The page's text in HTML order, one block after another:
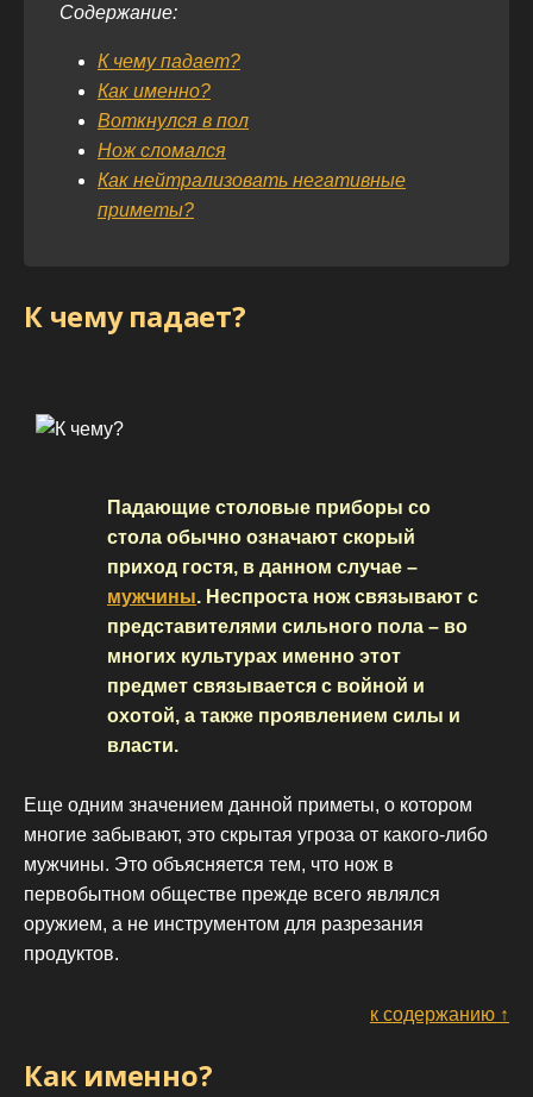
Содержание:
К чему падает?
Как именно?
Воткнулся в пол
Нож сломался
Как нейтрализовать негативные
приметы?
К чему падает?
Падающие столовые приборы со
стола обычно означают скорый
приход гостя, в данном случае –
мужчины. Неспроста нож связывают с
представителями сильного пола – во
многих культурах именно этот
предмет связывается с войной и
охотой, а также проявлением силы и
власти.
Еще одним значением данной приметы, о котором
многие забывают, это скрытая угроза от какого-либо
мужчины. Это объясняется тем, что нож в
первобытном обществе прежде всего являлся
оружием, а не инструментом для разрезания
продуктов.
к содержанию ↑
Как именно?